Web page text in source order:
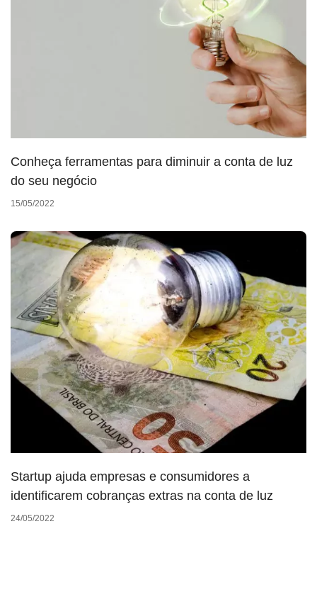
Conheça ferramentas para diminuir a conta de luz
do seu negócio
15/05/2022
Startup ajuda empresas e consumidores a
identificarem cobranças extras na conta de luz
24/05/2022